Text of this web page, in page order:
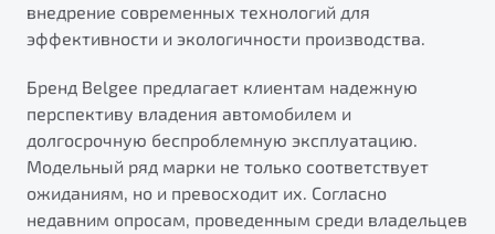
внедрение современных технологий для
эффективности и экологичности производства.
Бренд Belgee предлагает клиентам надежную
перспективу владения автомобилем и
долгосрочную беспроблемную эксплуатацию.
Модельный ряд марки не только соответствует
ожиданиям, но и превосходит их. Согласно
недавним опросам, проведенным среди владельцев